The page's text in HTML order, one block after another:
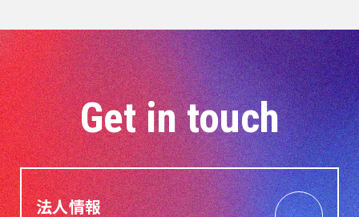
Get in touch
法人情報